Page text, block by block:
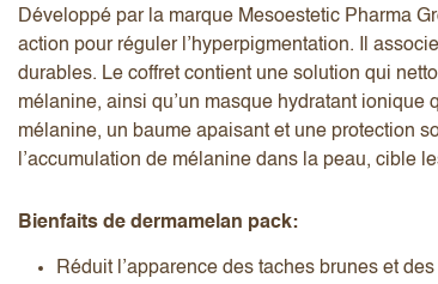
Développé par la marque Mesoestetic Pharma
action pour réguler l’hyperpigmentation. Il
durables. Le coffret contient une solution qui
mélanine, ainsi qu’un masque hydratant
mélanine, un baume apaisant et une protection
l’accumulation de mélanine dans la peau, cible
Bienfaits de dermamelan pack:
Réduit l’apparence des taches brunes et
J’accepte lestermes et conditions